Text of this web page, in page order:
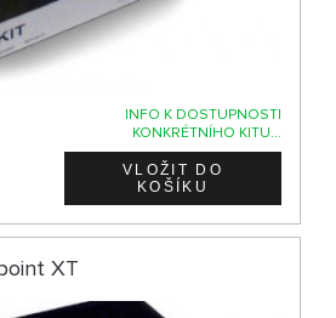
INFO K DOSTUPNOSTI
KONKRÉTNÍHO KITU...
XT